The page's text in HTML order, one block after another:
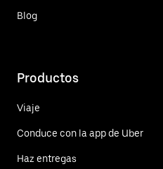
Blog
Productos
Viaje
Conduce con la app de Uber
Haz entregas